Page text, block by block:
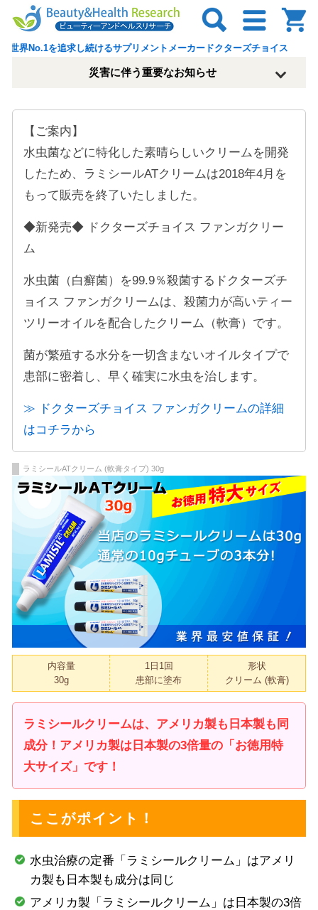
追求し続けるサプリメントメーカードクターズチョイス
災害に伴う重要なお知らせ
【ご案内】
水虫菌などに特化した素晴らしいクリームを開発
したため、ラミシールATクリームは2018年4月を
もって販売を終了いたしました。
◆新発売◆ ドクターズチョイス ファンガクリー
ム
水虫菌（白癬菌）を99.9％殺菌するドクターズチ
ョイス ファンガクリームは、殺菌力が高いティー
ツリーオイルを配合したクリーム（軟膏）です。
菌が繁殖する水分を一切含まないオイルタイプで
患部に密着し、早く確実に水虫を治します。
≫ ドクターズチョイス ファンガクリームの詳細
はコチラから
ラミシールATクリーム (軟膏タイプ) 30g
内容量
30g
1日1回
患部に塗布
形状
クリーム (軟膏)
ラミシールクリームは、アメリカ製も日本製も同
成分！アメリカ製は日本製の3倍量の「お徳用特
大サイズ」です！
ここがポイント！
水虫治療の定番「ラミシールクリーム」はアメリ
カ製も日本製も成分は同じ
アメリカ製「ラミシールクリーム」は日本製の3倍